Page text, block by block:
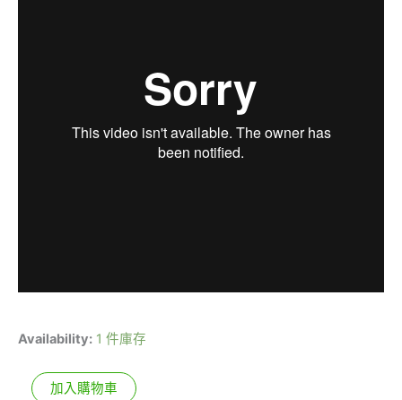
Availability: 1 件庫存
加入購物車